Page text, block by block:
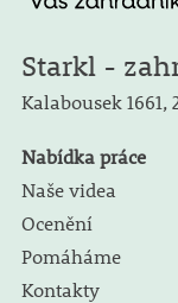
Starkl -
Kalabousek 1661,
Nabídka práce
Naše videa
Ocenění
Pomáháme
Kontakty